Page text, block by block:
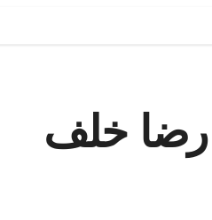
رضا خلف